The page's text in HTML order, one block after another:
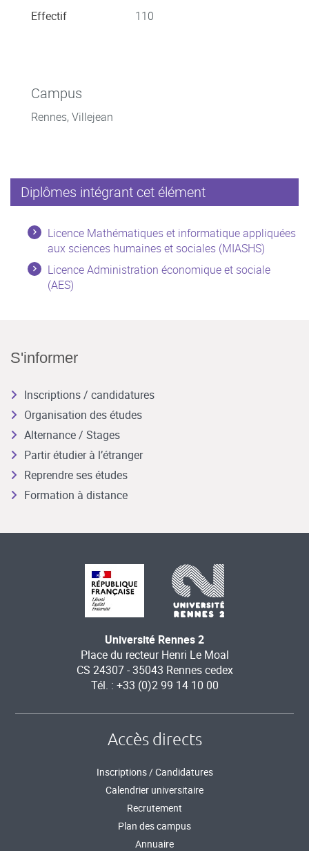
Effectif 110
Campus
Rennes, Villejean
Diplômes intégrant cet élément
Licence Mathématiques et informatique appliquées
aux sciences humaines et sociales (MIASHS)
Licence Administration économique et sociale
(AES)
S'informer
Inscriptions / candidatures
Organisation des études
Alternance / Stages
Partir étudier à l’étranger
Reprendre ses études
Formation à distance
Université Rennes 2
Place du recteur Henri Le Moal
CS 24307 - 35043 Rennes cedex
Tél. : +33 (0)2 99 14 10 00
Accès directs
Inscriptions / Candidatures
Calendrier universitaire
Recrutement
Plan des campus
Annuaire